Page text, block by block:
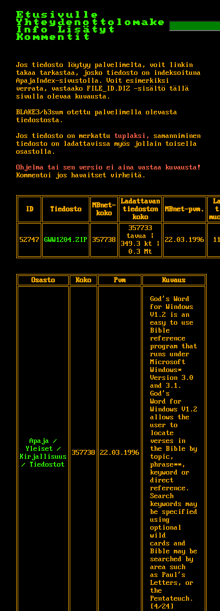
Etusivulle
Yhteydenottolomake
Info
Lisätyt
Kommentit
Jos tiedosto löytyy palvelimelta, voit linkin
takaa tarkastaa, josko tiedosto on indeksoituna
ApajaIndex-sivustolla. Voit esimerkiksi
verrata, vastaako FILE_ID.DIZ -sisältö tällä
sivulla olevaa kuvausta.
BLAKE3/b3sum otettu palvelimella olevasta
tiedostosta.
Jos tiedosto on merkattu tuplaksi,
samanniminen
tiedosto on ladattavissa myös jollain toisella
osastolla.
Ohjelma tai sen versio ei aina vastaa kuvausta!
Kommentoi jos havaitset virheitä.
ID Tiedosto
MBnet-
koko
Ladattavan
tiedoston
koko
MBnet-pvm.
52747 GWW1204.ZIP 357738
357733
tavua |
349.3 kt |
0.3 Mt
22.03.1996
Osasto Koko Pvm Kuvaus
Apaja /
Yleiset /
Kirjallisuus
/ Tiedostot
357738 22.03.1996
God's Word
for Windows
V1.2 is an
easy to use
Bible
reference
program that
runs under
Microsoft
Windows*
Version 3.0
and 3.1.
God's
Word for
Windows V1.2
allows the
user to
locate
verses in
the Bible by
topic,
phrase**,
keyword or
direct
reference.
Search
keywords may
be specified
using
optional
wild
cards and
Bible may be
searched by
area such
as Paul's
Letters, or
the
Pentateuch.
[4/24]